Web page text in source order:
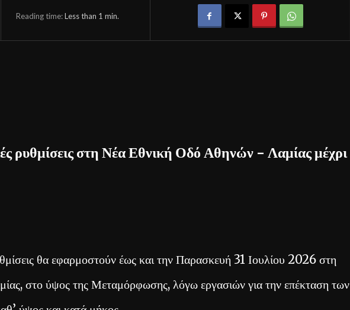
Reading time:Less than 1 min.
ρυθμίσεις στη Νέα Εθνική Οδό Αθηνών – Λαμίας μέχρι
θα εφαρμοστούν έως και την Παρασκευή 31 Ιουλίου 2026 στη
στο ύψος της Μεταμόρφωσης, λόγω εργασιών για την επέκταση των